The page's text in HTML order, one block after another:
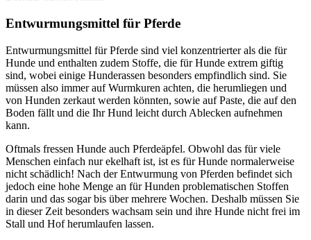
Entwurmungsmittel für Pferde
Entwurmungsmittel für Pferde sind viel konzentrierter als die für
Hunde und enthalten zudem Stoffe, die für Hunde extrem giftig
sind, wobei einige Hunderassen besonders empfindlich sind. Sie
müssen also immer auf Wurmkuren achten, die herumliegen und
von Hunden zerkaut werden könnten, sowie auf Paste, die auf den
Boden fällt und die Ihr Hund leicht durch Ablecken aufnehmen
kann.
Oftmals fressen Hunde auch Pferdeäpfel. Obwohl das für viele
Menschen einfach nur ekelhaft ist, ist es für Hunde normalerweise
nicht schädlich! Nach der Entwurmung von Pferden befindet sich
jedoch eine hohe Menge an für Hunden problematischen Stoffen
darin und das sogar bis über mehrere Wochen. Deshalb müssen Sie
in dieser Zeit besonders wachsam sein und ihre Hunde nicht frei im
Stall und Hof herumlaufen lassen.